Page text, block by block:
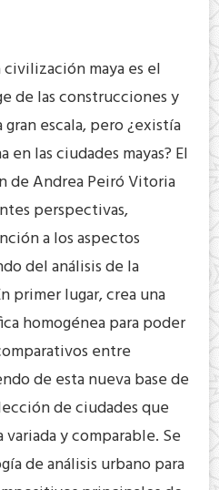
maya es el
de las construcciones y
escala, pero ¿existía
las ciudades mayas? El
de Andrea Peiró Vitoria
perspectivas,
a los aspectos
del análisis de la
primer lugar, crea una
homogénea para poder
entre
de esta nueva base de
de ciudades que
y comparable. Se
de análisis urbano para